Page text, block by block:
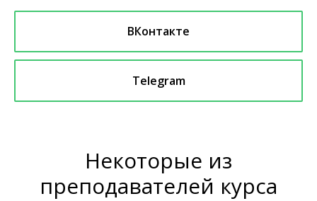
ВКонтакте
Telegram
Некоторые из
преподавателей курса